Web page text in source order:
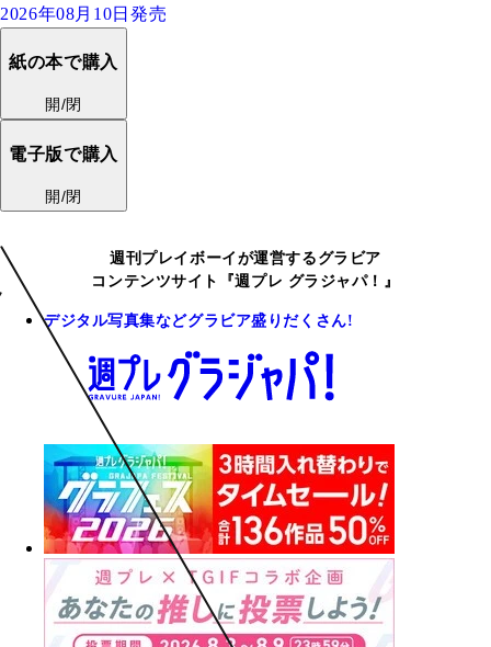
2026年08月10日発売
紙の本で購入
開/閉
電子版で購入
開/閉
週刊プレイボーイが運営するグラビア
コンテンツサイト『週プレ グラジャパ！』
デジタル写真集などグラビア盛りだくさん!